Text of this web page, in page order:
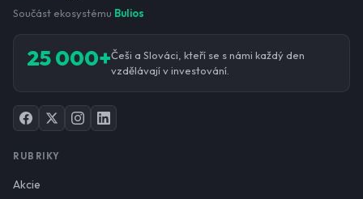
Součást ekosystému Bulios
25 000+Češi a Slováci, kteří se s námi každý den
vzdělávají v investování.
RUBRIKY
Akcie